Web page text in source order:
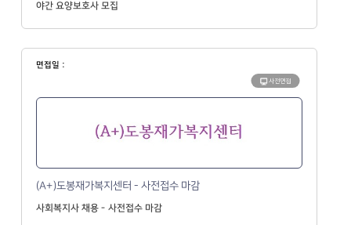
야간 요양보호사 모집
면접일 :
사전면접
(A+)도봉재가복지센터 - 사전접수 마감
사회복지사 채용 - 사전접수 마감